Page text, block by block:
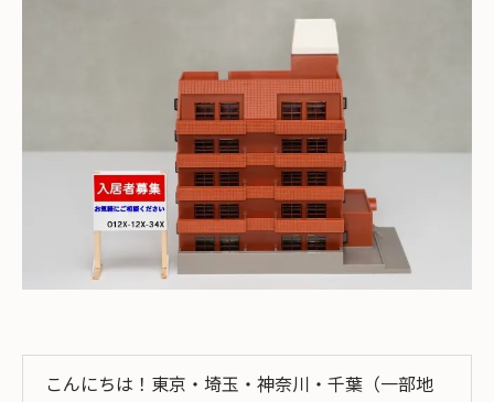
こんにちは！東京・埼玉・神奈川・千葉（一部地